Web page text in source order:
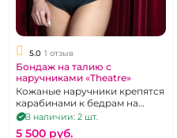
5.0 1 отзыв
Бондаж на талию с
наручниками «Theatre»
Кожаные наручники крепятся
карабинами к бедрам на
расстоянии 15 сантиметров
В наличии: 2 шт.
5 500 pуб.